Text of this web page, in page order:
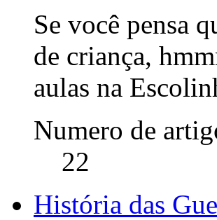
Se você pensa
de criança,
aulas na
Numero de
22
História das